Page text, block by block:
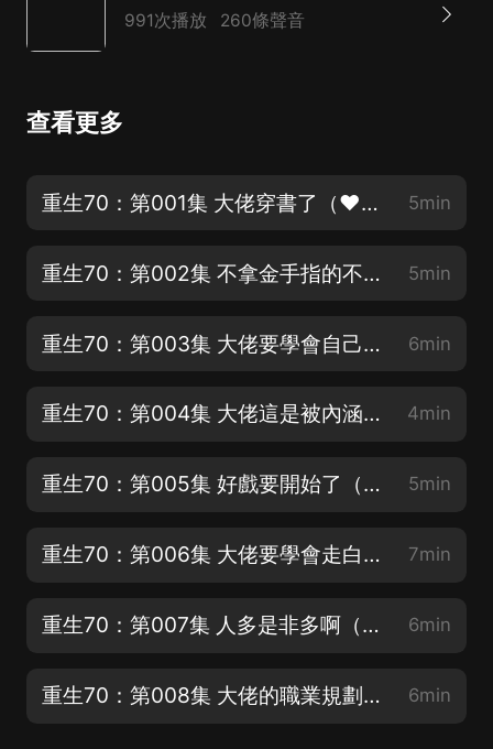
991次播放 260條聲音
查看更多
重生70：第001集 大佬穿書了（❤期待您的收藏分享＋點讚評論哦，謝謝） 5min
重生70：第002集 不拿金手指的不是好大佬（❤期待您的收藏分享＋點讚評論哦，謝謝） 5min
重生70：第003集 大佬要學會自己打臉（❤期待您的收藏分享＋點讚評論哦，謝謝） 6min
重生70：第004集 大佬這是被內涵了（關注主播不迷路哦） 4min
重生70：第005集 好戲要開始了（關注主播不迷路哦） 5min
重生70：第006集 大佬要學會走白蓮的路（❤收藏更新搶先聽，感謝您的支持） 7min
重生70：第007集 人多是非多啊（❤收藏更新搶先聽，感謝您的支持）3 6min
重生70：第008集 大佬的職業規劃（關注主播不迷路哦） 6min